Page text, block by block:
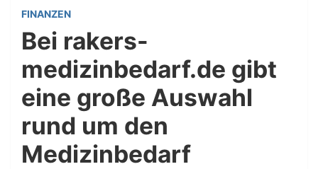
FINANZEN
Bei rakers-
medizinbedarf.de gibt
eine große Auswahl
rund um den
Medizinbedarf